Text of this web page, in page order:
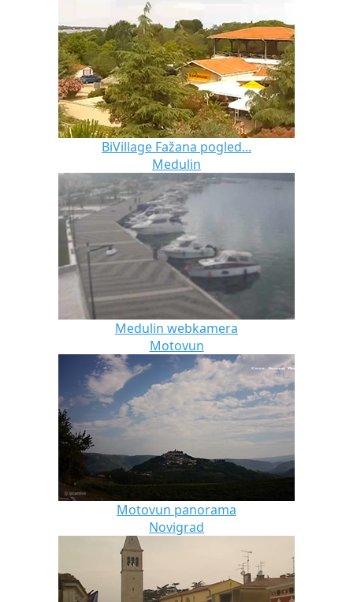
BiVillage Fažana pogled...
Medulin
Medulin webkamera
Motovun
Motovun panorama
Novigrad